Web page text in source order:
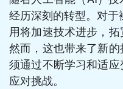
经历深刻的转型。对
用将加速技术进步，拓
然而，这也带来了新
须通过不断学习和适
应对挑战。